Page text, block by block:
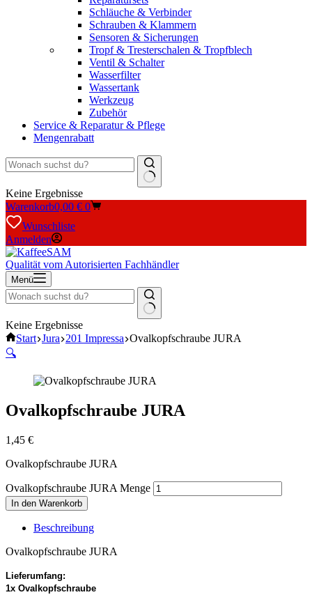
Schläuche & Verbinder
Schrauben & Klammern
Sensoren & Sicherungen
Tropf & Tresterschalen & Tropfblech
Ventil & Schalter
Wasserfilter
Wassertank
Werkzeug
Zubehör
Service & Reparatur & Pflege
Mengenrabatt
Keine Ergebnisse
Warenkorb0,00 € 0
Wunschliste
Anmelden
Qualität vom Autorisierten Fachhändler
Menü
Keine Ergebnisse
Start Jura 201 Impressa Ovalkopfschraube JURA
🔍
Ovalkopfschraube JURA
1,45 €
Ovalkopfschraube JURA
Ovalkopfschraube JURA Menge
In den Warenkorb
Beschreibung
Ovalkopfschraube JURA
Lieferumfang:
1x Ovalkopfschraube